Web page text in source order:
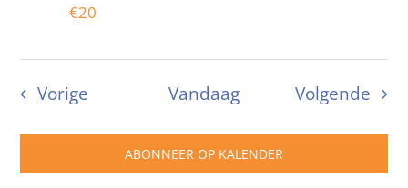
€20
VorigeEvenementenVandaag Volgende
ABONNEER OP KALENDER